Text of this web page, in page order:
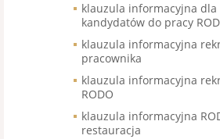
klauzula informacyjna dla
kandydatów do pracy
klauzula informacyjna
pracownika
klauzula informacyjna
RODO
klauzula informacyjna
restauracja